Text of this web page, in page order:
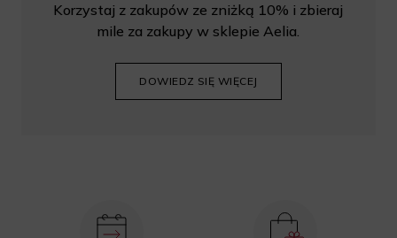
Korzystaj z zakupów ze zniżką 10% i zbieraj
mile za zakupy w sklepie Aelia.
DOWIEDZ SIĘ WIĘCEJ